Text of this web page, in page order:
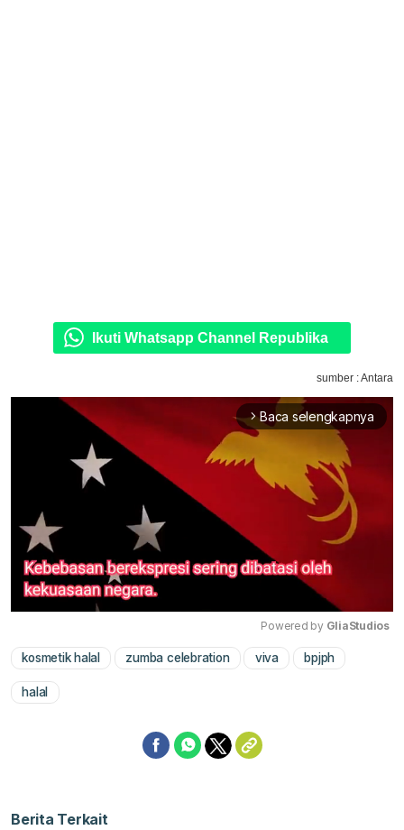
Ikuti Whatsapp Channel Republika
sumber : Antara
arrow_forward_ios Baca selengkapnya
Mute
Powered by GliaStudios
kosmetik halal zumba celebration viva bpjph
halal
Berita Terkait